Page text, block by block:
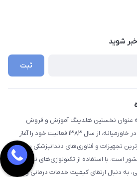
شوید
ثبت
عنوان نخستین هلدینگ آموزش و فروش
تجهیزات دندانپزشکی دیجیتال در خاورمیانه، از سال ۱۳۸۳ فعالیت خود را آغاز
تجهیزات و فناوری‌های دندانپزشکی به مراکز
است. با استفاده از تکنولوژی‌های نوین و
به دنبال ارتقای کیفیت خدمات درمانی و